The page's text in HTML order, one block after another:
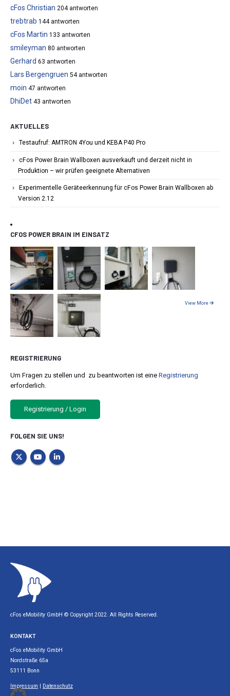
cFos Christian 204 antworten
trebtrab 144 antworten
cFos Martin 133 antworten
smileyman 80 antworten
Gerhard 63 antworten
Lars Bergengruen 54 antworten
moin 47 antworten
DhiDet 43 antworten
AKTUELLES
Testaufruf: AMTRON 4You und KEBA P40 Pro
cFos Power Brain Wallboxen ausverkauft und derzeit nicht in
Produktion – wir prüfen geeignete Alternativen
Experimentelle Geräteerkennung für cFos Power Brain Wallboxen ab
Version 2.12
CFOS POWER BRAIN IM EINSATZ
View More
REGISTRIERUNG
Um Fragen zu stellen und zu beantworten ist eine Registrierung
erforderlich.
Registrierung / Login
FOLGEN SIE UNS!
cFos eMobility GmbH © Copyright 2022. All Rights Reserved.
KONTAKT
cFos eMobility GmbH
Nordstraße 65a
53111 Bonn
Impressum | Datenschutz